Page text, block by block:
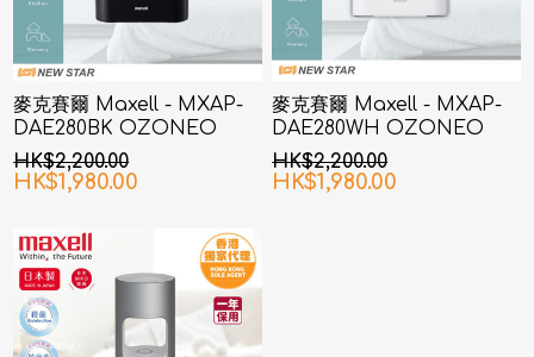
麥克賽爾 Maxell - MXAP-
DAE280BK OZONEO
AERO+ 除菌消臭機 黑色
HK$2,200.00
HK$1,980.00
麥克賽爾 Maxell - MXAP-
DAE280WH OZONEO
AERO+ 除菌消臭機 白色
HK$2,200.00
HK$1,980.00